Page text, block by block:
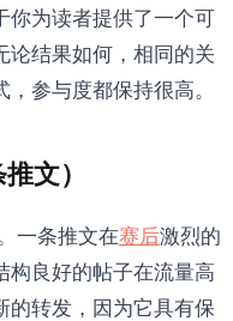
你为读者提供了一个可
论结果如何，相同的关
参与度都保持很高。
文）
一条推文在赛后激烈的
构良好的帖子在流量高
的转发，因为它具有保